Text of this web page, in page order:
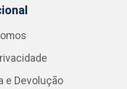
e Devolução